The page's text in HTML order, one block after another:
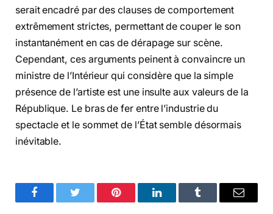
serait encadré par des clauses de comportement
extrêmement strictes, permettant de couper le son
instantanément en cas de dérapage sur scène.
Cependant, ces arguments peinent à convaincre un
ministre de l’Intérieur qui considère que la simple
présence de l’artiste est une insulte aux valeurs de la
République. Le bras de fer entre l’industrie du
spectacle et le sommet de l’État semble désormais
inévitable.
FacebookTwitter Pinterest LinkedInTumblr Email